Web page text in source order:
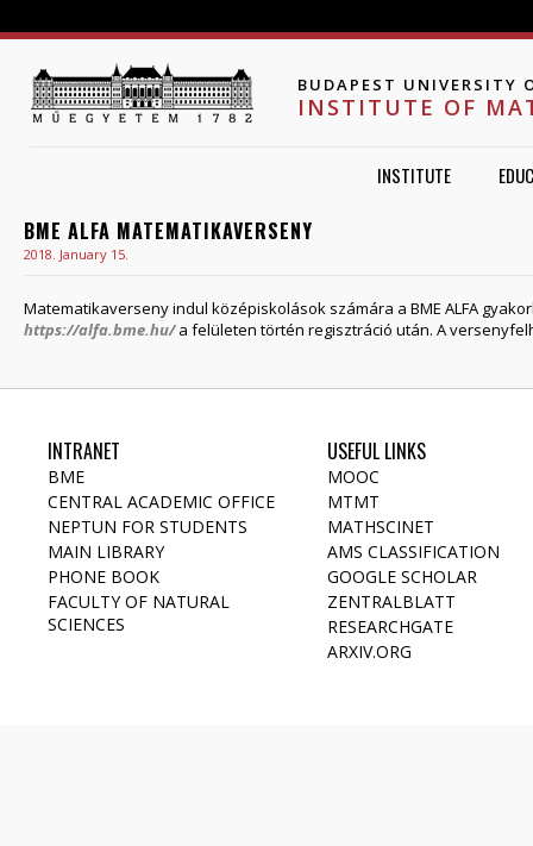
BUDAPEST UNIVERSITY
INSTITUTE OF
INSTITUTE
BME ALFA MATEMATIKAVERSENY
2018. January 15.
Matematikaverseny indul középiskolások számára a BME ALFA
https://alfa.bme.hu/a felületen történ regisztráció után. A
INTRANET
BME
CENTRAL ACADEMIC OFFICE
NEPTUN FOR STUDENTS
MAIN LIBRARY
PHONE BOOK
FACULTY OF NATURAL
SCIENCES
USEFUL LINKS
MOOC
MTMT
MATHSCINET
AMS CLASSIFICATION
GOOGLE SCHOLAR
ZENTRALBLATT
RESEARCHGATE
ARXIV.ORG